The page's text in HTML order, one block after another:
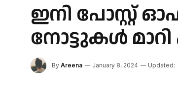
ഇനി പോസ്റ്റ്
നോട്ടുകൾ
By Areena January 8, 2024 Updated: